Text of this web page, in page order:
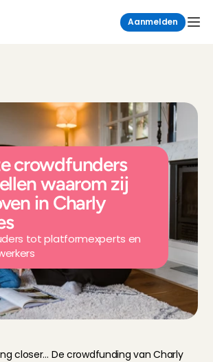
Aanmelden
crowdfunders
waarom zij
in Charly
tot platformexperts en
closer… De crowdfunding van Charly